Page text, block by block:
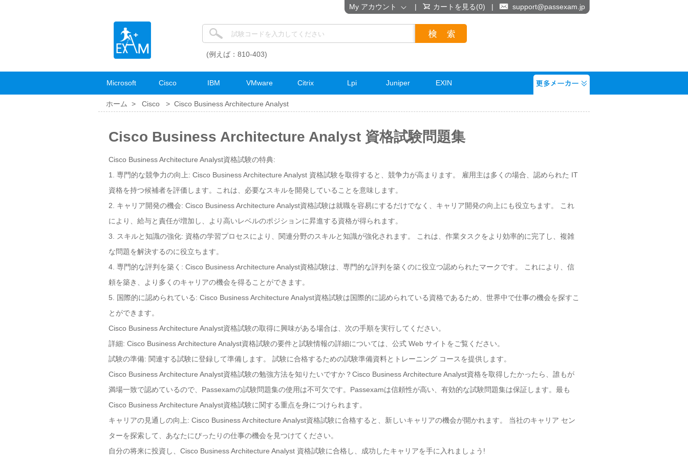
(例えば：810-403)
Microsoft Cisco IBM VMware Citrix Lpi Juniper EXIN
ホーム > Cisco > Cisco Business Architecture Analyst
Cisco Business Architecture Analyst 資格試験問題集
Cisco Business Architecture Analyst資格試験の特典:
1. 専門的な競争力の向上: Cisco Business Architecture Analyst 資格試験を取得すると、競争力が高まります。 雇用主は多くの場合、認められた IT
資格を持つ候補者を評価します。これは、必要なスキルを開発していることを意味します。
2. キャリア開発の機会: Cisco Business Architecture Analyst資格試験は就職を容易にするだけでなく、キャリア開発の向上にも役立ちます。 これ
により、給与と責任が増加し、より高いレベルのポジションに昇進する資格が得られます。
3. スキルと知識の強化: 資格の学習プロセスにより、関連分野のスキルと知識が強化されます。 これは、作業タスクをより効率的に完了し、複雑
な問題を解決するのに役立ちます。
4. 専門的な評判を築く: Cisco Business Architecture Analyst資格試験は、専門的な評判を築くのに役立つ認められたマークです。 これにより、信
頼を築き、より多くのキャリアの機会を得ることができます。
5. 国際的に認められている: Cisco Business Architecture Analyst資格試験は国際的に認められている資格であるため、世界中で仕事の機会を探すこ
とができます。
Cisco Business Architecture Analyst資格試験の取得に興味がある場合は、次の手順を実行してください。
詳細: Cisco Business Architecture Analyst資格試験の要件と試験情報の詳細については、公式 Web サイトをご覧ください。
試験の準備: 関連する試験に登録して準備します。 試験に合格するための試験準備資料とトレーニング コースを提供します。
Cisco Business Architecture Analyst資格試験の勉強方法を知りたいですか？Cisco Business Architecture Analyst資格を取得したかったら、誰もが
満場一致で認めているので、Passexamの試験問題集の使用は不可欠です。Passexamは信頼性が高い、有効的な試験問題集は保証します。最も
Cisco Business Architecture Analyst資格試験に関する重点を身につけられます。
キャリアの見通しの向上: Cisco Business Architecture Analyst資格試験に合格すると、新しいキャリアの機会が開かれます。 当社のキャリア セン
ターを探索して、あなたにぴったりの仕事の機会を見つけてください。
自分の将来に投資し、Cisco Business Architecture Analyst 資格試験に合格し、成功したキャリアを手に入れましょう!
My アカウント | カートを見る(0) | support@passexam.jp